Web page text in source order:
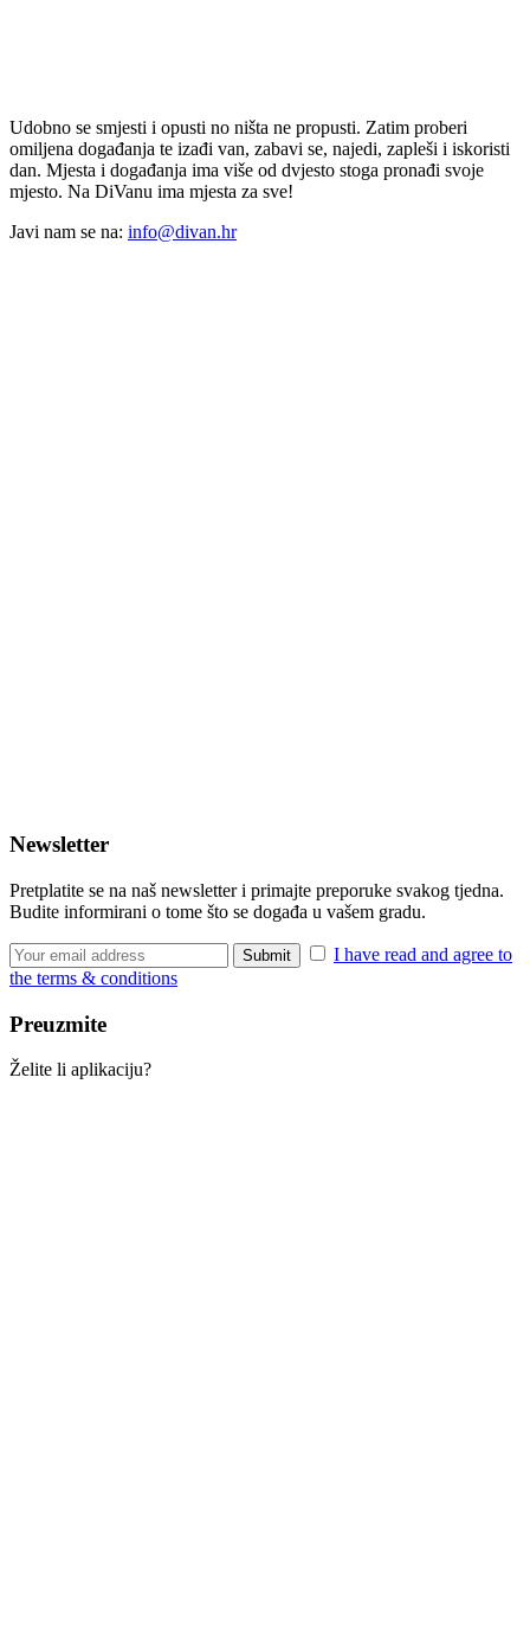
Udobno se smjesti i opusti no ništa ne propusti. Zatim proberi
omiljena događanja te izađi van, zabavi se, najedi, zapleši i iskoristi
dan. Mjesta i događanja ima više od dvjesto stoga pronađi svoje
mjesto. Na DiVanu ima mjesta za sve!
Javi nam se na: info@divan.hr
Newsletter
Pretplatite se na naš newsletter i primajte preporuke svakog tjedna.
Budite informirani o tome što se događa u vašem gradu.
I have read and agree to
the terms & conditions
Preuzmite
Želite li aplikaciju?